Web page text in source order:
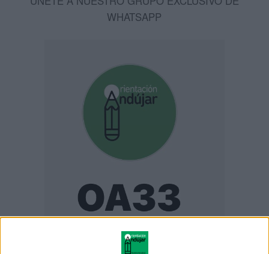
WHATSAPP
ENLACE AL GRUPO